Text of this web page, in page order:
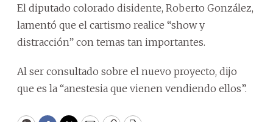
El diputado colorado disidente, Roberto González,
lamentó que el cartismo realice “show y
distracción” con temas tan importantes.
Al ser consultado sobre el nuevo proyecto, dijo
que es la “anestesia que vienen vendiendo ellos”.